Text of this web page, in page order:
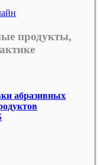
продукты,
абразивных